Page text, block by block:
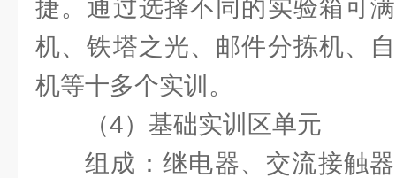
捷。通过选择不同的实验箱可
机、铁塔之光、邮件分拣机、
机等十多个实训。
（4）基础实训区单元
组成：继电器、交流接触